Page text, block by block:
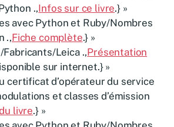
.,Infos sur ce livre.} »
avec Python et Ruby/Nombres
.,Fiche complète.} »
Leica .,Présentation
sur internet.} »
certificat d’opérateur du service
et classes d’émission
livre.} »